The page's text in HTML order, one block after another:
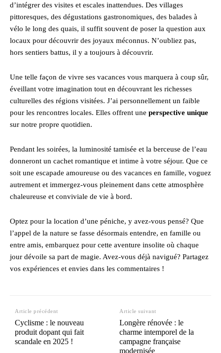
d’intégrer des visites et escales inattendues. Des villages
pittoresques, des dégustations gastronomiques, des balades à
vélo le long des quais, il suffit souvent de poser la question aux
locaux pour découvrir des joyaux méconnus. N’oubliez pas,
hors sentiers battus, il y a toujours à découvrir.
Une telle façon de vivre ses vacances vous marquera à coup sûr,
éveillant votre imagination tout en découvrant les richesses
culturelles des régions visitées. J’ai personnellement un faible
pour les rencontres locales. Elles offrent une perspective unique
sur notre propre quotidien.
Pendant les soirées, la luminosité tamisée et la berceuse de l’eau
donneront un cachet romantique et intime à votre séjour. Que ce
soit une escapade amoureuse ou des vacances en famille, voguez
autrement et immergez-vous pleinement dans cette atmosphère
chaleureuse et conviviale de vie à bord.
Optez pour la location d’une péniche, y avez-vous pensé? Que
l’appel de la nature se fasse désormais entendre, en famille ou
entre amis, embarquez pour cette aventure insolite où chaque
jour dévoile sa part de magie. Avez-vous déjà navigué? Partagez
vos expériences et envies dans les commentaires !
Article précédent
Cyclisme : le nouveau
produit dopant qui fait
scandale en 2025 !
Article suivant
Longère rénovée : le
charme intemporel de la
campagne française
modernisée